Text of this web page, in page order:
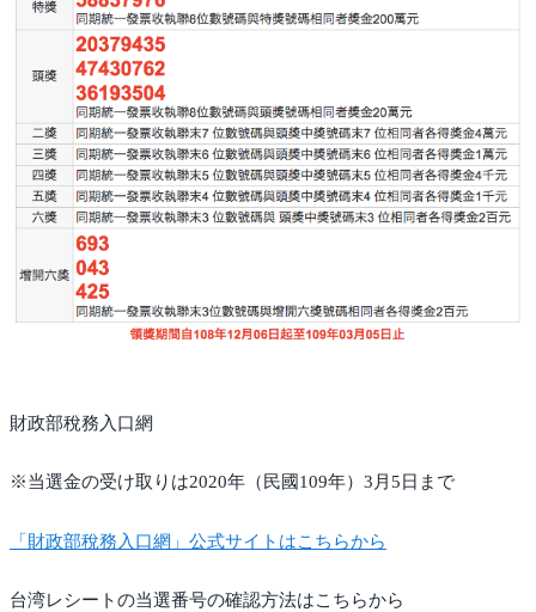
財政部稅務入口網
※当選金の受け取りは2020年（民國109年）3月5日まで
「財政部稅務入口網」公式サイトはこちらから
台湾レシートの当選番号の確認方法はこちらから